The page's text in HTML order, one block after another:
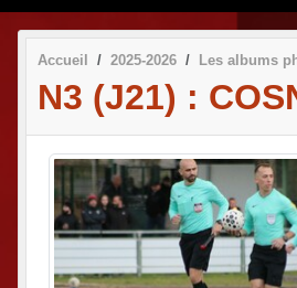
Accueil 2025-2026 Les albums
N3 (J21) :